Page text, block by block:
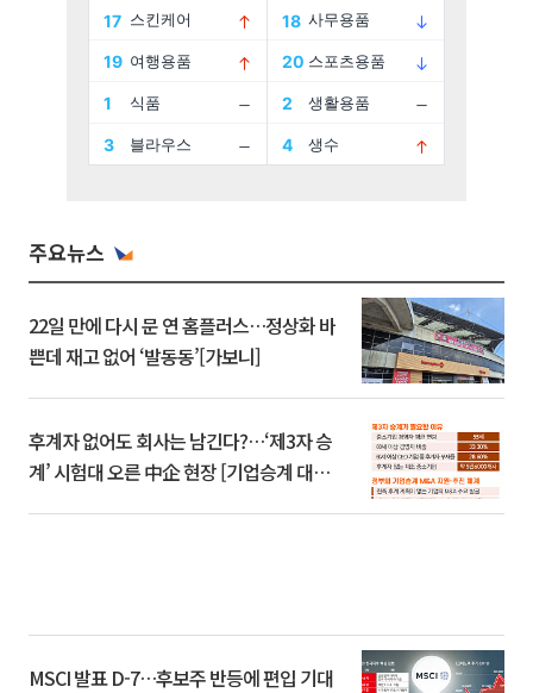
주요뉴스
22일 만에 다시 문 연 홈플러스…정상화 바
쁜데 재고 없어 ‘발동동’[가보니]
후계자 없어도 회사는 남긴다?…‘제3자 승
계’ 시험대 오른 中企 현장 [기업승계 대전
MSCI 발표 D-7…후보주 반등에 편입 기대